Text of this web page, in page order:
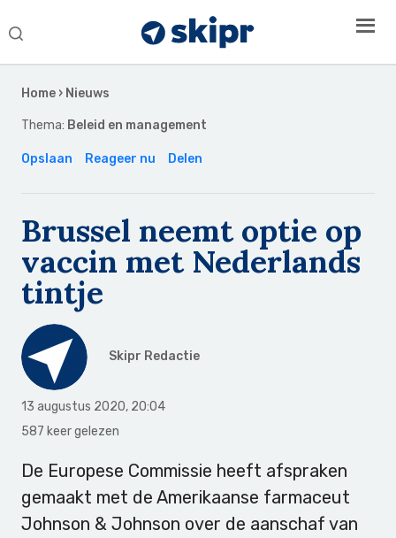
Search
Home › Nieuws
Thema: Beleid en management
Opslaan Reageer nu Delen
Brussel neemt optie op
vaccin met Nederlands
tintje
Skipr Redactie
13 augustus 2020, 20:04
587 keer gelezen
De Europese Commissie heeft afspraken
gemaakt met de Amerikaanse farmaceut
Johnson & Johnson over de aanschaf van
Sidebar